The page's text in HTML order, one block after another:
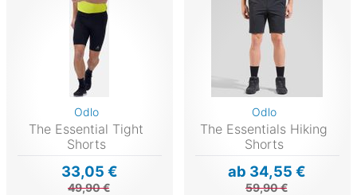
Odlo
The Essential Tight
Shorts
33,05 €
49,90 €
Odlo
The Essentials Hiking
Shorts
ab 34,55 €
59,90 €